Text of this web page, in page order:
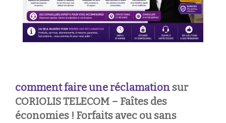
comment faire une réclamation sur
CORIOLIS TELECOM – Faîtes des
économies ! Forfaits avec ou sans